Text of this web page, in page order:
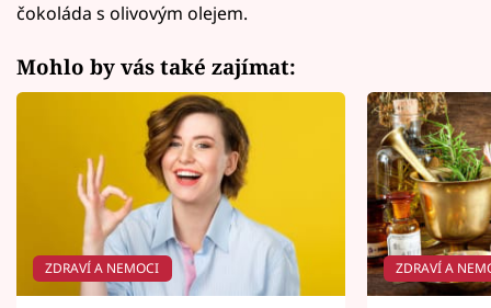
čokoláda s olivovým olejem.
Mohlo by vás také zajímat:
ZDRAVÍ A NEMOCI ZDRAVÍ A